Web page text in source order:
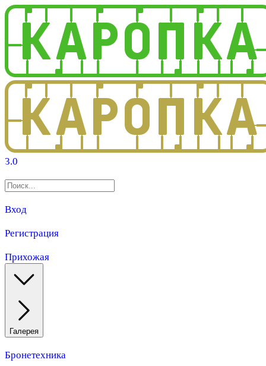
3.0
Вход
Регистрация
Прихожая
Галерея
Бронетехника